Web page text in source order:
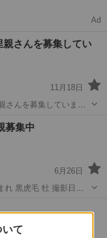
Ad
さんを募集してい
11月18日
さんを募集していま
ドル
募集中
6月26日
日
正飼育して頂ける方 宜しくお願い致します。 良好 甲斐犬販売ブリ...
て